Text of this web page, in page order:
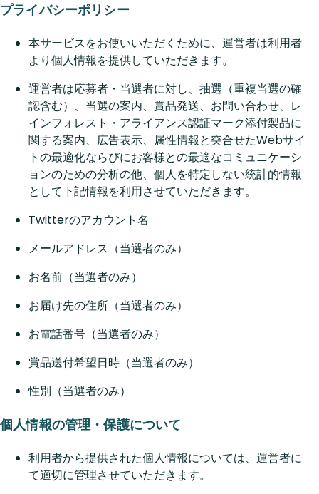
プライバシーポリシー
本サービスをお使いいただくために、運営者は利用者
より個人情報を提供していただきます。
運営者は応募者・当選者に対し、抽選（重複当選の確
認含む）、当選の案内、賞品発送、お問い合わせ、レ
インフォレスト・アライアンス認証マーク添付製品に
関する案内、広告表示、属性情報と突合せたWebサイ
トの最適化ならびにお客様との最適なコミュニケーシ
ョンのための分析の他、個人を特定しない統計的情報
として下記情報を利用させていただきます。
Twitterのアカウント名
メールアドレス（当選者のみ）
お名前（当選者のみ）
お届け先の住所（当選者のみ）
お電話番号（当選者のみ）
賞品送付希望日時（当選者のみ）
性別（当選者のみ）
個人情報の管理・保護について
利用者から提供された個人情報については、運営者に
て適切に管理させていただきます。